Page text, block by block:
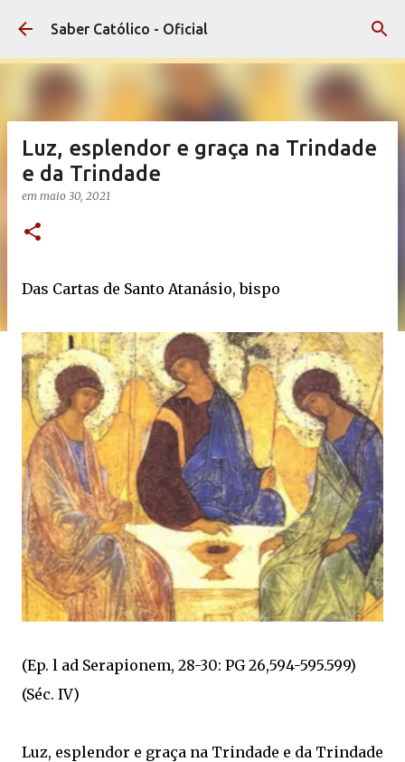
Pular para o conteúdo principal
Saber Católico - Oficial
Luz, esplendor e graça na Trindade
e da Trindade
em maio 30, 2021
Das Cartas de Santo Atanásio, bispo
(Ep. l ad Serapionem, 28-30: PG 26,594-595.599)
(Séc. IV)
Luz, esplendor e graça na Trindade e da Trindade